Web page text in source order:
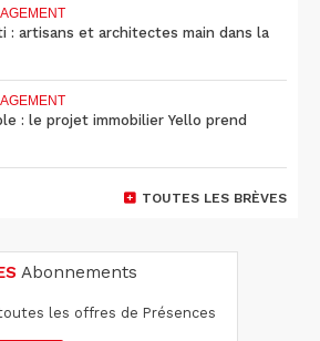
: artisans et architectes main dans la
: le projet immobilier Yello prend
TOUTES LES BRÈVES
Abonnements
les offres de Présences